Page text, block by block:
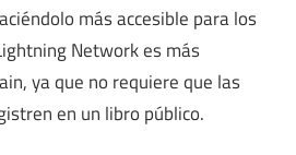
más accesible para los
Network es más
ya que no requiere que las
en un libro público.